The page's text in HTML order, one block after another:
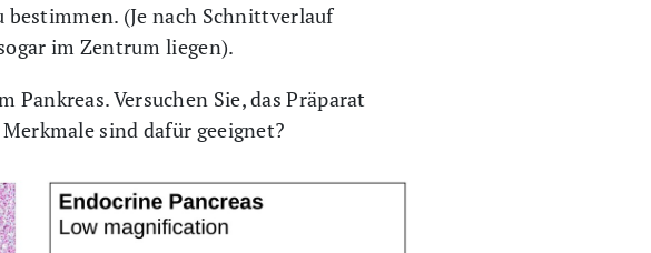
(Je nach Schnittverlauf
im Zentrum liegen).
Versuchen Sie, das Präparat
sind dafür geeignet?